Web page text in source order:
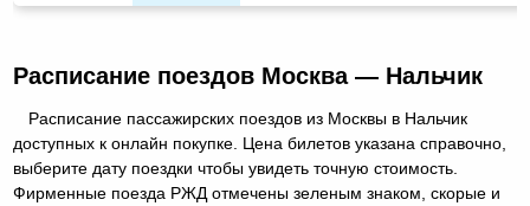
Расписание поездов Москва — Нальчик
Расписание пассажирских поездов из Москвы в Нальчик
доступных к онлайн покупке. Цена билетов указана справочно,
выберите дату поездки чтобы увидеть точную стоимость.
Фирменные поезда РЖД отмечены зеленым знаком, скорые и